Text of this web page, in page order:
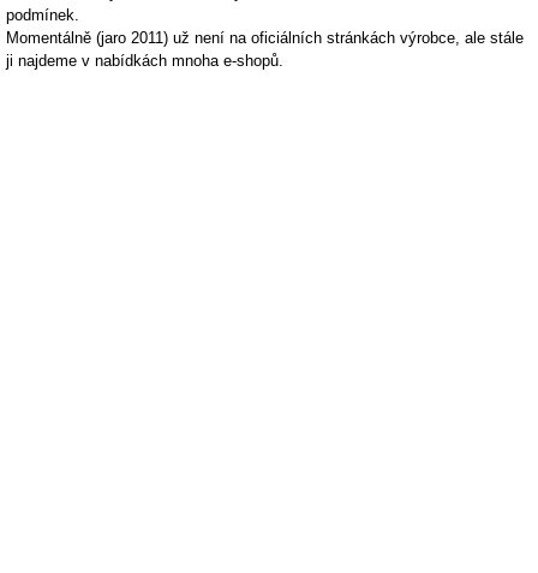
podmínek.
Momentálně (jaro 2011) už není na oficiálních stránkách výrobce, ale stále
ji najdeme v nabídkách mnoha e-shopů.